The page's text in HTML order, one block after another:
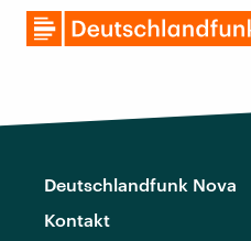
Deutschlandfunk Nova
Kontakt